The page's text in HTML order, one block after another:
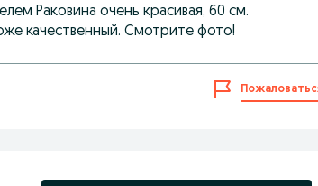
Раковина очень красивая, 60 см.
качественный. Смотрите фото!